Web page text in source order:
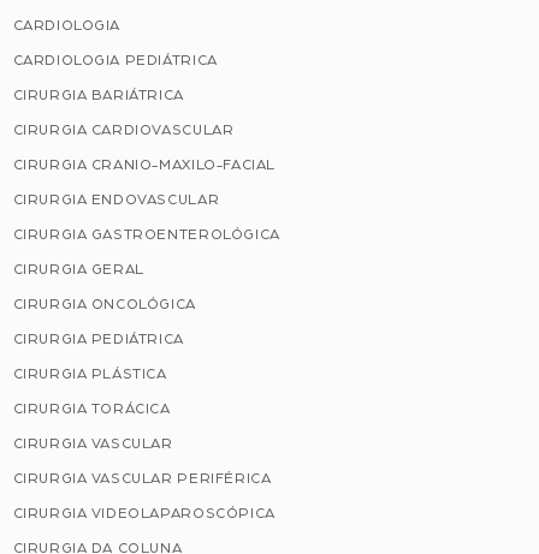
CARDIOLOGIA
CARDIOLOGIA PEDIÁTRICA
CIRURGIA BARIÁTRICA
CIRURGIA CARDIOVASCULAR
CIRURGIA CRANIO-MAXILO-FACIAL
CIRURGIA ENDOVASCULAR
CIRURGIA GASTROENTEROLÓGICA
CIRURGIA GERAL
CIRURGIA ONCOLÓGICA
CIRURGIA PEDIÁTRICA
CIRURGIA PLÁSTICA
CIRURGIA TORÁCICA
CIRURGIA VASCULAR
CIRURGIA VASCULAR PERIFÉRICA
CIRURGIA VIDEOLAPAROSCÓPICA
CIRURGIA DA COLUNA